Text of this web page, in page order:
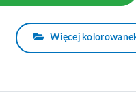
Więcej